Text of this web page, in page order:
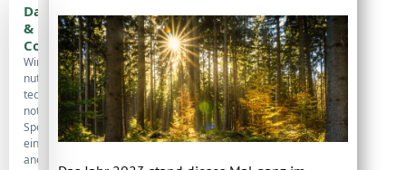
Datenschutz
&
Cookies
Wir
nutzen
technisch
notwendige
Speicherung,
eine
anonyme